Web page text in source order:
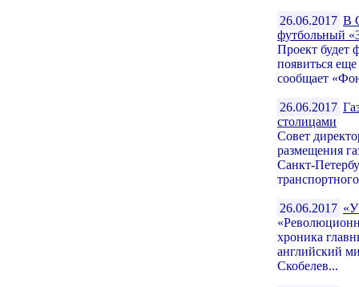
26.06.2017 В
футбольный
Проект будет
появиться
сообщает
26.06.2017
столицами
Совет
размещения
Санкт-
26.06.2017 «У
хроника
английский
Скобелев...